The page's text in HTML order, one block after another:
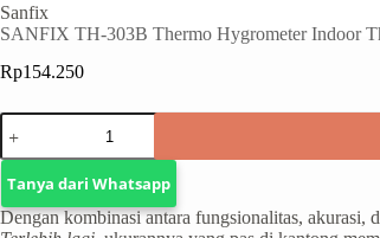
Sanfix
SANFIX TH-303B Thermo Hygrometer Indoor
Rp154.250
Tanya dari Whatsapp
Dengan kombinasi antara fungsionalitas, akurasi,